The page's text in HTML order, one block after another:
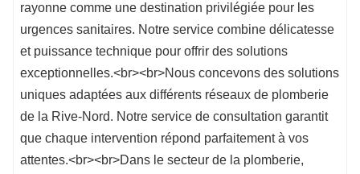
rayonne comme une destination privilégiée pour les
urgences sanitaires. Notre service combine délicatesse
et puissance technique pour offrir des solutions
exceptionnelles.<br><br>Nous concevons des solutions
uniques adaptées aux différents réseaux de plomberie
de la Rive-Nord. Notre service de consultation garantit
que chaque intervention répond parfaitement à vos
attentes.<br><br>Dans le secteur de la plomberie,